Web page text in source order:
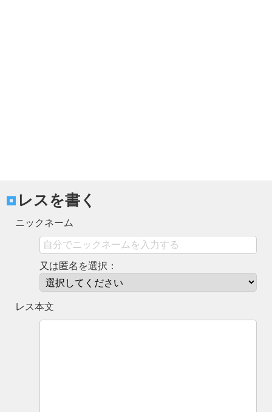
レスを書く
ニックネーム
又は匿名を選択：
レス本文